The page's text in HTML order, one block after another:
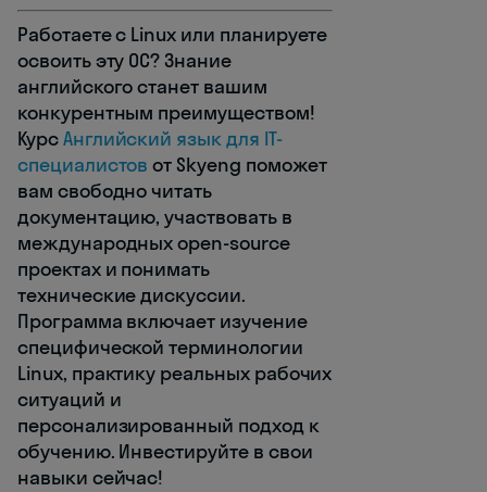
Работаете с Linux или планируете
освоить эту ОС? Знание
английского станет вашим
конкурентным преимуществом!
КурсАнглийский язык для IT-
специалистов от Skyeng поможет
вам свободно читать
документацию, участвовать в
международных open-source
проектах и понимать
технические дискуссии.
Программа включает изучение
специфической терминологии
Linux, практику реальных рабочих
ситуаций и
персонализированный подход к
обучению. Инвестируйте в свои
навыки сейчас!